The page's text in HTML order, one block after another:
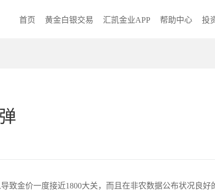
首页 黄金白银交易 汇凯金业APP 帮助中心 投
致金价一度接近1800大关，而且在非农数据公布状况良好